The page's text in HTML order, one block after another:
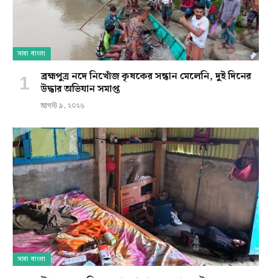
সারা বাংলা
ব্রহ্মপুত্র নদে নিখোঁজ কৃষকের সন্ধান মেলেনি, দুই দিনের
উদ্ধার অভিযান সমাপ্ত
আগস্ট ৯, ২০২৬
সারা বাংলা